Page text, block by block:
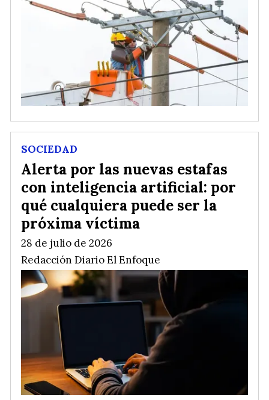
Alerta por las nuevas estafas
con inteligencia artificial: por
qué cualquiera puede ser la
próxima víctima
Redacción Diario El Enfoque
SOCIEDAD
28 de julio de 2026